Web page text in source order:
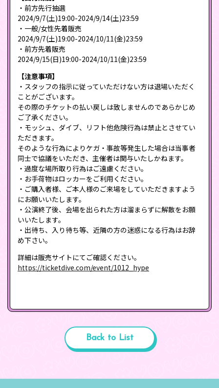
・前方先行抽選
2024/9/7(土)19:00-2024/9/14(土)23:59
・一般/女性先着販売
2024/9/7(土)19:00-2024/10/11(金)23:59
・前方先着販売
2024/9/15(日)19:00-2024/10/11(金)23:59
【注意事項】
・スタッフの指示に従っていただけない方は退場いただく
ことがございます。
その際のチケットの払い戻しは致しませんのであらかじめ
ご了承ください。
・モッシュ、ダイブ、リフト他危険行為は禁止とさせてい
ただきます。
そのような行為によりケガ・事故等発生した場合は当事者
同士で協議をいただき、主催者は関与いたしかねます。
・過度な場所取り行為はご遠慮ください。
・お手荷物はロッカーをご利用ください。
・ご購入者様、ご本人様のご来場をしていただきますよう
にお願いいたします。
・公演終了後、会場を出られた方は溜まらずに解散をお願
いいたします。
・出待ち、入り待ち等、近隣の方の迷惑になる行為はお辞
め下さい。
詳細は販売サイトにてご確認ください。
https://ticketdive.com/event/1012_hype
Back to List